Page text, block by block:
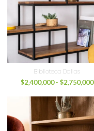
Biblioteca Dallas
$2,400,000 - $2,750,000